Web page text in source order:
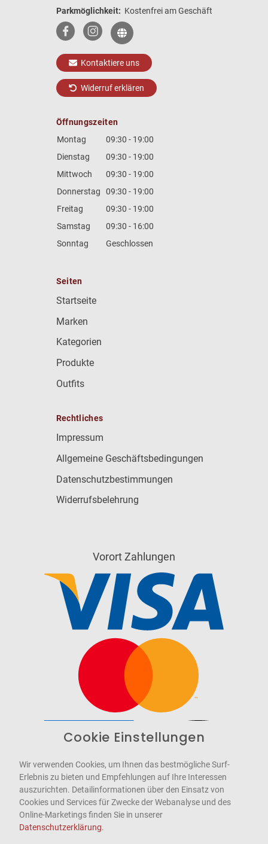
Parkmöglichkeit: Kostenfrei am Geschäft
Kontaktiere uns
Widerruf erklären
Öffnungszeiten
Montag
09:30 - 19:00
Dienstag
09:30 - 19:00
Mittwoch
09:30 - 19:00
Donnerstag
09:30 - 19:00
Freitag
09:30 - 19:00
Samstag
09:30 - 16:00
Sonntag
Geschlossen
Seiten
Startseite
Marken
Kategorien
Produkte
Outfits
Rechtliches
Impressum
Allgemeine Geschäftsbedingungen
Datenschutzbestimmungen
Widerrufsbelehrung
Vorort Zahlungen
WCAG-2.1-AA
Cookie Einstellungen
Wir verwenden Cookies, um Ihnen das bestmögliche Surf-
Erlebnis zu bieten und Empfehlungen auf Ihre Interessen
auszurichten. Detailinformationen über den Einsatz von
Cookies und Services für Zwecke der Webanalyse und des
Online-Marketings finden Sie in unserer
Datenschutzerklärung.